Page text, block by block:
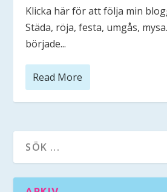
Klicka här för att följa min
Städa, röja, festa, umgås,
började...
Read More